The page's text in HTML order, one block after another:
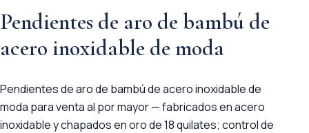
Pendientes de aro de bambú de
acero inoxidable de moda
Pendientes de aro de bambú de acero inoxidable de
moda para venta al por mayor — fabricados en acero
inoxidable y chapados en oro de 18 quilates; control de